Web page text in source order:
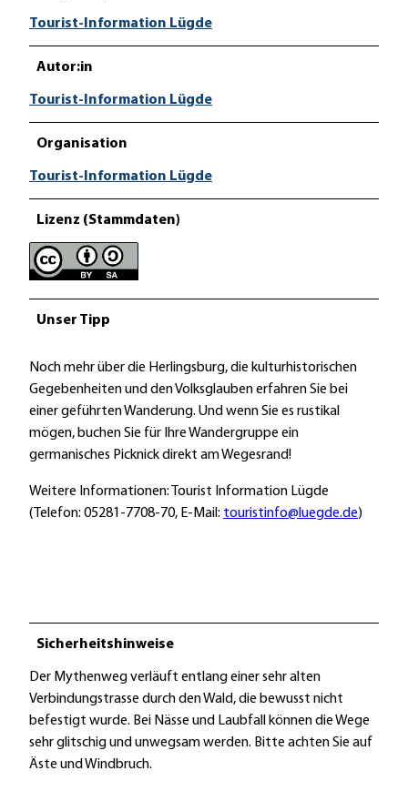
Tourist-Information Lügde
Autor:in
Tourist-Information Lügde
Organisation
Tourist-Information Lügde
Lizenz (Stammdaten)
Unser Tipp
Noch mehr über die Herlingsburg, die kulturhistorischen
Gegebenheiten und den Volksglauben erfahren Sie bei
einer geführten Wanderung. Und wenn Sie es rustikal
mögen, buchen Sie für Ihre Wandergruppe ein
germanisches Picknick direkt am Wegesrand!
Weitere Informationen: Tourist Information Lügde
(Telefon: 05281-7708-70, E-Mail: touristinfo@luegde.de)
Sicherheitshinweise
Der Mythenweg verläuft entlang einer sehr alten
Verbindungstrasse durch den Wald, die bewusst nicht
befestigt wurde. Bei Nässe und Laubfall können die Wege
sehr glitschig und unwegsam werden. Bitte achten Sie auf
Äste und Windbruch.